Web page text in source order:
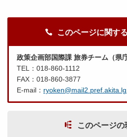
このページに関す
政策企画部国際課 旅券チーム（県
TEL：018-860-1112
FAX：018-860-3877
E-mail：
このページの